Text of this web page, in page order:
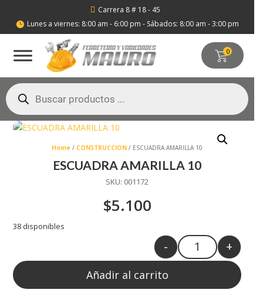
 Carrera 8 # 18 - 45
 Lunes a viernes: 8:00 am - 6:00 pm - Sábados: 8:00 am - 3:00 pm
0
Búsqueda
de
productos
Home / CONSTRUCCION / ESCUADRA AMARILLA 10
ESCUADRA AMARILLA 10
SKU: 001172
$5.100
38 disponibles
Quantity
- +
Añadir al carrito